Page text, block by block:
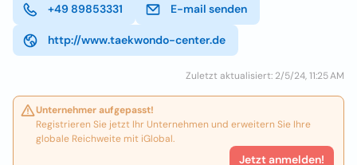
+49 89853331 E-mail senden
http://www.taekwondo-center.de
Zuletzt aktualisiert: 2/5/24, 11:25 AM
Unternehmer aufgepasst!
Registrieren Sie jetzt Ihr Unternehmen und erweitern Sie Ihre
globale Reichweite mit iGlobal.
Jetzt anmelden!